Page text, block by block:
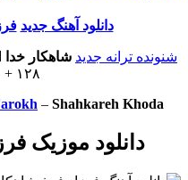
دانلود آهنگ جدید
شنونده ترانه جدید شاهکار خدا
۱۲۸ + متن موزیک
– Shahkareh Khoda
دانلود موزیک